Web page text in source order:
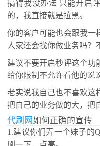
搞得我没办法 只能开启
的，我直接就是拉黑。
你的客户可能也会跟我一
人家还会找你做业务吗？
建议不要开启秒评这个功
给你限制不允许看他的说
老实说我自己也不喜欢这
把自己的业务做的大，把
代刷网如何正确的宣传
1.建议你们弄一个妹子的
刷一下，点亮。